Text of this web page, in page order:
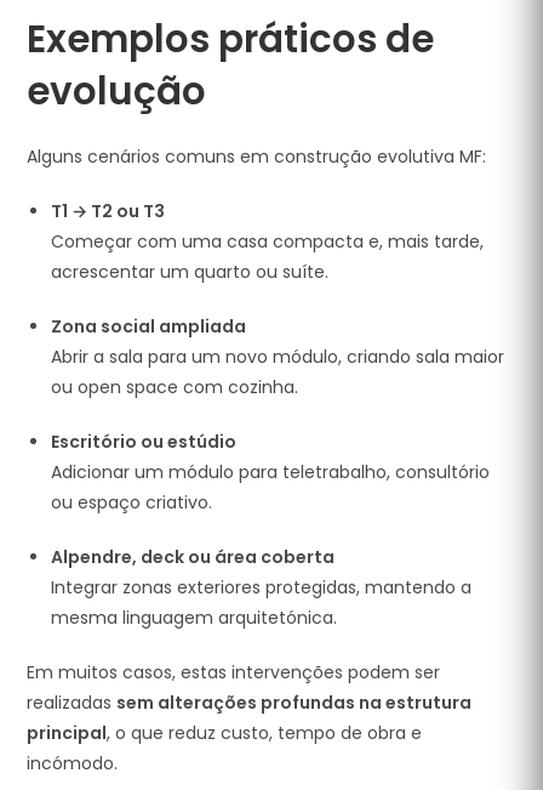
Exemplos práticos de
evolução
Alguns cenários comuns em construção evolutiva MF:
T1 → T2 ou T3
Começar com uma casa compacta e, mais tarde,
acrescentar um quarto ou suíte.
Zona social ampliada
Abrir a sala para um novo módulo, criando sala maior
ou open space com cozinha.
Escritório ou estúdio
Adicionar um módulo para teletrabalho, consultório
ou espaço criativo.
Alpendre, deck ou área coberta
Integrar zonas exteriores protegidas, mantendo a
mesma linguagem arquitetónica.
Em muitos casos, estas intervenções podem ser
realizadas sem alterações profundas na estrutura
principal, o que reduz custo, tempo de obra e
incómodo.